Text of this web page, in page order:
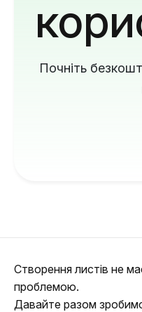
Почніть
Створення листів не
проблемою.
Давайте разом